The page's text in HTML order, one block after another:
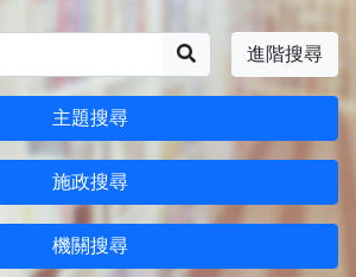
進階搜尋
主題搜尋
施政搜尋
機關搜尋